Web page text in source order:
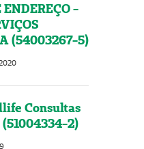
-
(54003267-5)
Consultas
2)